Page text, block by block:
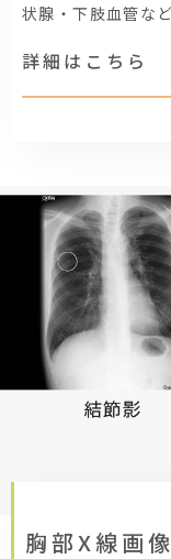
状腺・下肢血管な
詳細はこちら
胸部X線画